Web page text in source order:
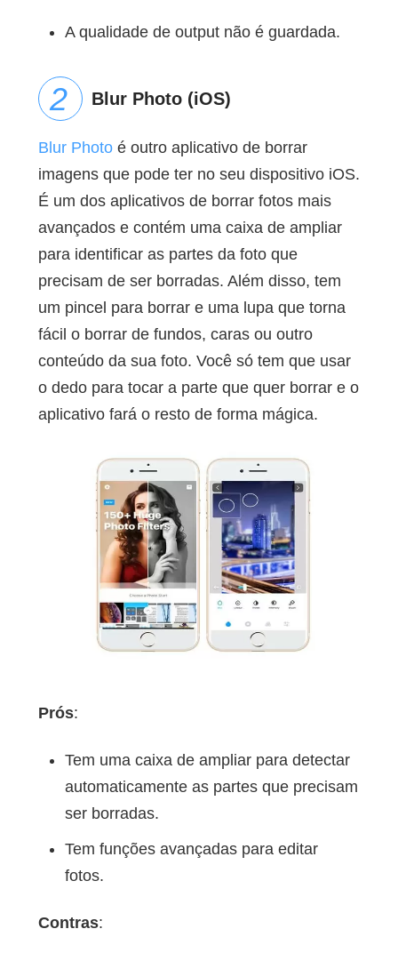
A qualidade de output não é guardada.
Blur Photo (iOS)
Blur Photoé outro aplicativo de borrar
imagens que pode ter no seu dispositivo iOS.
É um dos aplicativos de borrar fotos mais
avançados e contém uma caixa de ampliar
para identificar as partes da foto que
precisam de ser borradas. Além disso, tem
um pincel para borrar e uma lupa que torna
fácil o borrar de fundos, caras ou outro
conteúdo da sua foto. Você só tem que usar
o dedo para tocar a parte que quer borrar e o
aplicativo fará o resto de forma mágica.
Prós:
Tem uma caixa de ampliar para detectar
automaticamente as partes que precisam
ser borradas.
Tem funções avançadas para editar
fotos.
Contras: